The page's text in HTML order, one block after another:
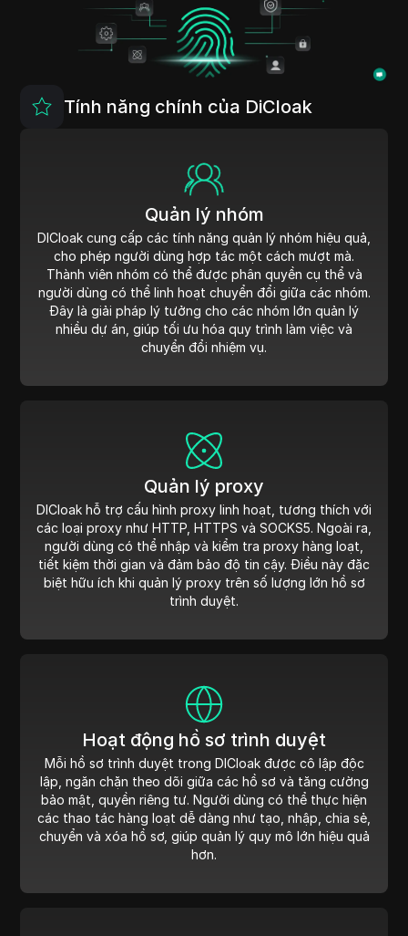
Tính năng chính của DiCloak
Quản lý nhóm
DICloak cung cấp các tính năng quản lý nhóm hiệu quả,
cho phép người dùng hợp tác một cách mượt mà.
Thành viên nhóm có thể được phân quyền cụ thể và
người dùng có thể linh hoạt chuyển đổi giữa các nhóm.
Đây là giải pháp lý tưởng cho các nhóm lớn quản lý
nhiều dự án, giúp tối ưu hóa quy trình làm việc và
chuyển đổi nhiệm vụ.
Quản lý proxy
DICloak hỗ trợ cấu hình proxy linh hoạt, tương thích với
các loại proxy như HTTP, HTTPS và SOCKS5. Ngoài ra,
người dùng có thể nhập và kiểm tra proxy hàng loạt,
tiết kiệm thời gian và đảm bảo độ tin cậy. Điều này đặc
biệt hữu ích khi quản lý proxy trên số lượng lớn hồ sơ
trình duyệt.
Hoạt động hồ sơ trình duyệt
Mỗi hồ sơ trình duyệt trong DICloak được cô lập độc
lập, ngăn chặn theo dõi giữa các hồ sơ và tăng cường
bảo mật, quyền riêng tư. Người dùng có thể thực hiện
các thao tác hàng loạt dễ dàng như tạo, nhập, chia sẻ,
chuyển và xóa hồ sơ, giúp quản lý quy mô lớn hiệu quả
hơn.